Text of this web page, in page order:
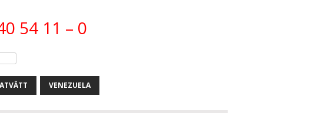
54 11 – 0
VENEZUELA